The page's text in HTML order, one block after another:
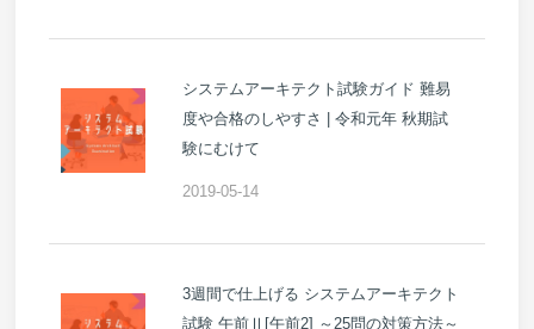
システムアーキテクト試験ガイド 難易
度や合格のしやすさ | 令和元年 秋期試
験にむけて
2019-05-14
3週間で仕上げる システムアーキテクト
試験 午前Ⅱ[午前2] ～25問の対策方法～